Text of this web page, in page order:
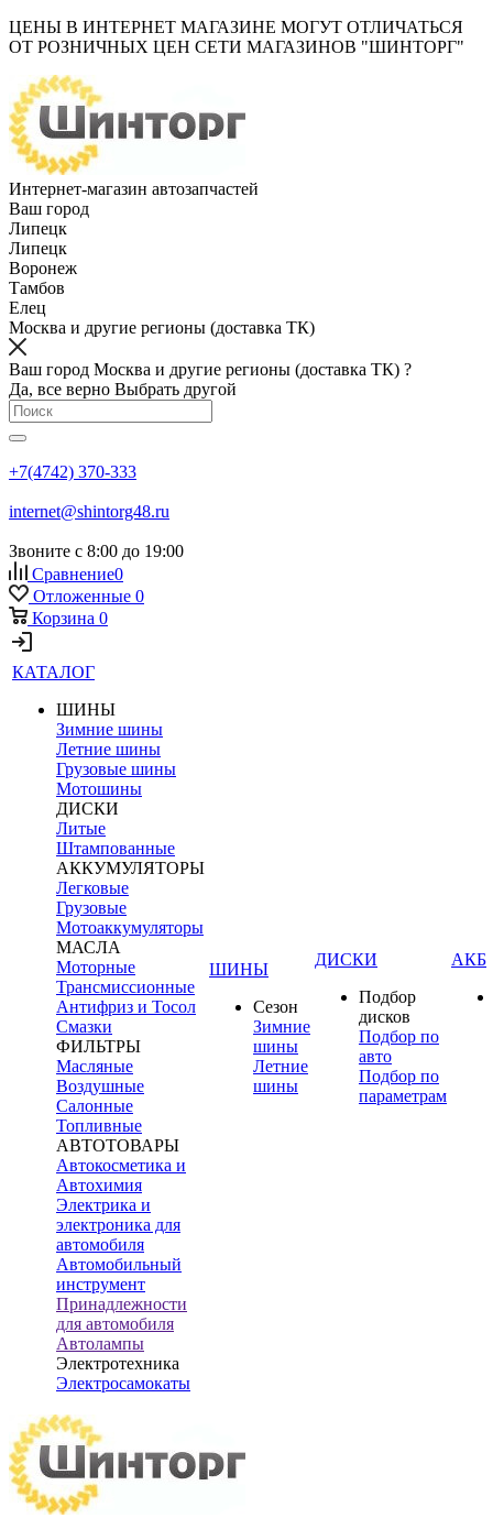
ЦЕНЫ В ИНТЕРНЕТ МАГАЗИНЕ МОГУТ ОТЛИЧАТЬСЯ
ОТ РОЗНИЧНЫХ ЦЕН СЕТИ МАГАЗИНОВ "ШИНТОРГ"
Интернет-магазин автозапчастей
Ваш город
Липецк
Липецк
Воронеж
Тамбов
Елец
Москва и другие регионы (доставка ТК)
Ваш город Москва и другие регионы (доставка ТК) ?
Да, все верно Выбрать другой
+7(4742) 370-333
internet@shintorg48.ru
Звоните с 8:00 до 19:00
Сравнение0
Отложенные 0
Корзина 0
КАТАЛОГ
ШИНЫ
Зимние шины
Летние шины
Грузовые шины
Мотошины
ДИСКИ
Литые
Штампованные
АККУМУЛЯТОРЫ
Легковые
Грузовые
Мотоаккумуляторы
МАСЛА
Моторные
Трансмиссионные
Антифриз и Тосол
Смазки
ФИЛЬТРЫ
Масляные
Воздушные
Салонные
Топливные
АВТОТОВАРЫ
Автокосметика и
Автохимия
Электрика и
электроника для
автомобиля
Автомобильный
инструмент
Принадлежности
для автомобиля
Автолампы
Электротехника
Электросамокаты
ШИНЫ
Сезон
Зимние
шины
Летние
шины
ДИСКИ
Подбор
дисков
Подбор по
авто
Подбор по
параметрам
АКБ